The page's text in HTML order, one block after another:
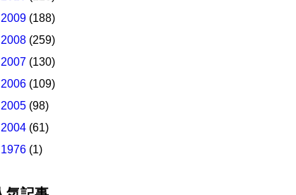
2009 (188)
2008 (259)
2007 (130)
2006 (109)
2005 (98)
2004 (61)
1976 (1)